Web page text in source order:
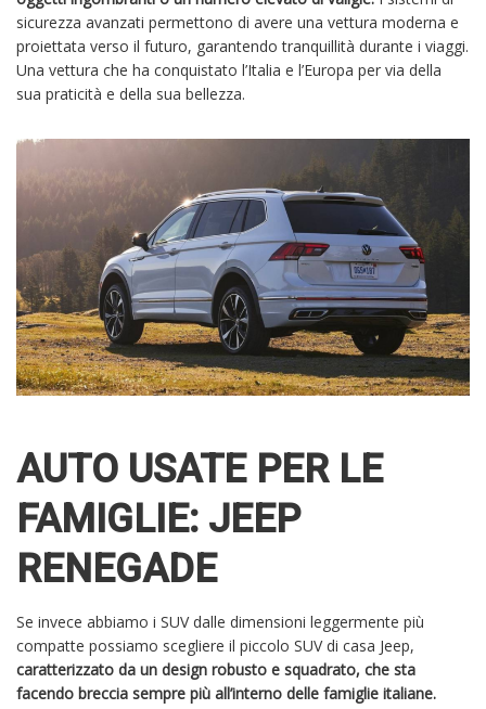
sicurezza avanzati permettono di avere una vettura moderna e
proiettata verso il futuro, garantendo tranquillità durante i viaggi.
Una vettura che ha conquistato l’Italia e l’Europa per via della
sua praticità e della sua bellezza.
AUTO USATE PER LE
FAMIGLIE: JEEP
RENEGADE
Se invece abbiamo i SUV dalle dimensioni leggermente più
compatte possiamo scegliere il piccolo SUV di casa Jeep,
caratterizzato da un design robusto e squadrato, che sta
facendo breccia sempre più all’interno delle famiglie italiane.